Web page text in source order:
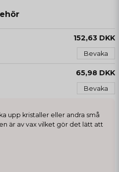
152,63 DKK
Bevaka
65,98 DKK
Bevaka
upp kristaller eller andra små
är av vax vilket gör det lätt att